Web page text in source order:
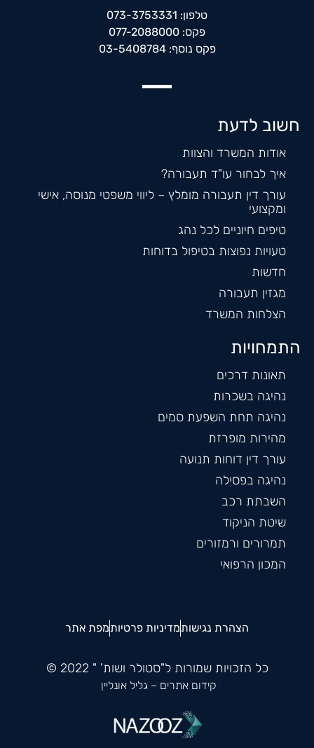
טלפון: 073-3753331
פקס: 077-2088000
פקס נוסף: 03-5408784
חשוב לדעת
אודות המשרד והצוות
איך לבחור עו"ד תעבורה?
עורך דין תעבורה מומלץ – ליווי משפטי מנוסה, אישי
ומקצועי
טיפים חיוניים לכל נהג
טעויות נפוצות בטיפול בדוחות
חדשות
מגזין תעבורה
הצלחות המשרד
התמחויות
תאונות דרכים
נהיגה בשכרות
נהיגה תחת השפעת סמים
מהירות מופרזת
עורך דין דוחות תנועה
נהיגה בפסילה
השבתת רכב
שיטת הניקוד
תמרורים ורמזורים
המכון הרפואי
הצהרת נגישותמדיניות פרטיותמפת אתר
כל הזכויות שמורות ל"סטולר ושות' " 2022 ©
קידום אתרים – גליל אונליין